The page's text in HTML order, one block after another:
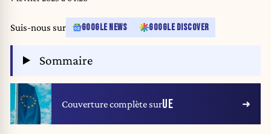
Suis-nous sur GOOGLE NEWS GOOGLE DISCOVER
Sommaire
Couverture complète surUE